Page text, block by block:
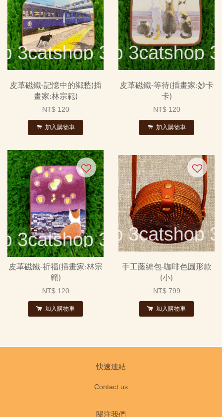
皮革磁鐵-記憶中的鄉愁(插
畫家:林宗範)
NT$ 120
加入購物車
皮革磁鐵-等待(插畫家:妙卡
卡)
NT$ 120
加入購物車
皮革磁鐵-祈福(插畫家:林宗
範)
NT$ 120
加入購物車
手工藤編包-咖啡色圓形款
(小)
NT$ 799
加入購物車
快速連結
Contact us
關注我們